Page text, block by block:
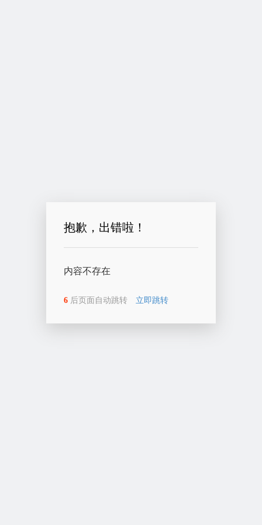
抱歉，出错啦！
内容不存在
6 后页面自动跳转 立即跳转